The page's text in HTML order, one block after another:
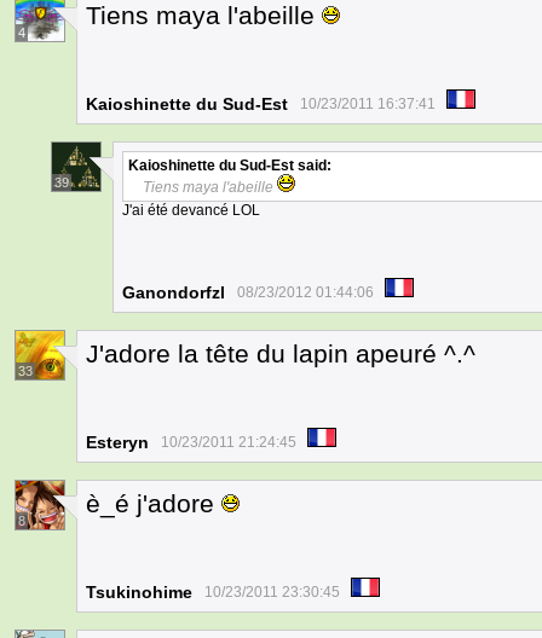
4
Tiens maya l'abeille
Kaioshinette du Sud-Est 10/23/2011 16:37:41
39
Kaioshinette du Sud-Est said:
Tiens maya l'abeille
J'ai été devancé LOL
Ganondorfzl 08/23/2012 01:44:06
33
J'adore la tête du lapin apeuré ^.^
Esteryn 10/23/2011 21:24:45
8
è_é j'adore
Tsukinohime 10/23/2011 23:30:45